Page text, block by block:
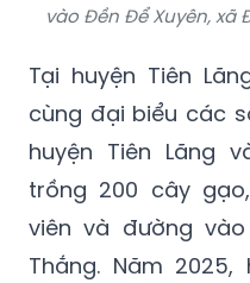
vào Đền Để Xuyên, xã
Tại huyện Tiên
cùng đại biểu các
huyện Tiên Lãng
trồng 200 cây
viên và đường
Thắng. Năm